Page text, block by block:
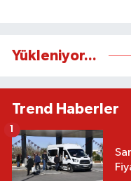
Yükleniyor...
Trend Haberler
1